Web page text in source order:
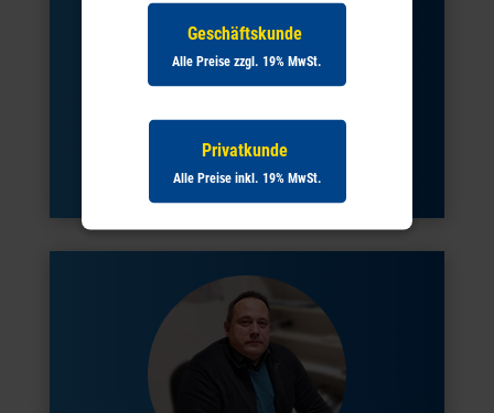
Telefon:07931 9750 16
Mobil:0171 5133403
E-Mail: r.baudisch@wolf-baumaschinen.de
Geschäftskunde
Alle Preise zzgl. 19% MwSt.
Privatkunde
Alle Preise inkl. 19% MwSt.